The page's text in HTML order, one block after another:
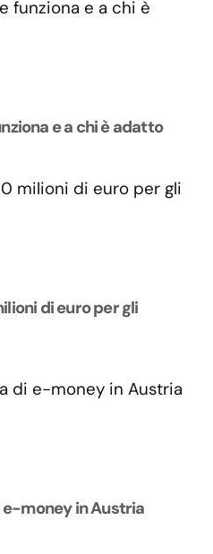
e a chi è adatto
di euro per gli
money in Austria